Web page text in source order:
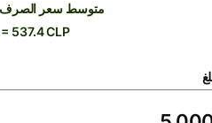
متوسط ​​سعر
537.4 CLP